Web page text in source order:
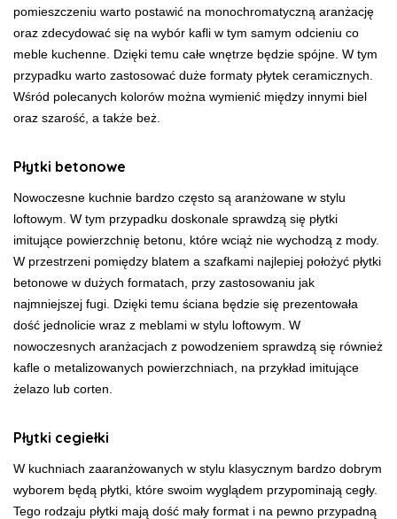
pomieszczeniu warto postawić na monochromatyczną aranżację
oraz zdecydować się na wybór kafli w tym samym odcieniu co
meble kuchenne. Dzięki temu całe wnętrze będzie spójne. W tym
przypadku warto zastosować duże formaty płytek ceramicznych.
Wśród polecanych kolorów można wymienić między innymi biel
oraz szarość, a także beż.
Płytki betonowe
Nowoczesne kuchnie bardzo często są aranżowane w stylu
loftowym. W tym przypadku doskonale sprawdzą się płytki
imitujące powierzchnię betonu, które wciąż nie wychodzą z mody.
W przestrzeni pomiędzy blatem a szafkami najlepiej położyć płytki
betonowe w dużych formatach, przy zastosowaniu jak
najmniejszej fugi. Dzięki temu ściana będzie się prezentowała
dość jednolicie wraz z meblami w stylu loftowym. W
nowoczesnych aranżacjach z powodzeniem sprawdzą się również
kafle o metalizowanych powierzchniach, na przykład imitujące
żelazo lub corten.
Płytki cegiełki
W kuchniach zaaranżowanych w stylu klasycznym bardzo dobrym
wyborem będą płytki, które swoim wyglądem przypominają cegły.
Tego rodzaju płytki mają dość mały format i na pewno przypadną